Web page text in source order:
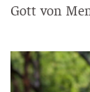
Gott von